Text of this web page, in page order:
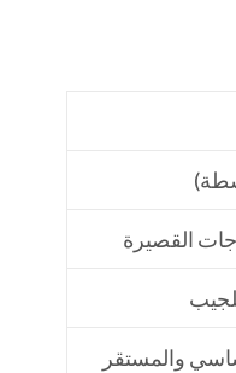
القصيرة
والمستقر